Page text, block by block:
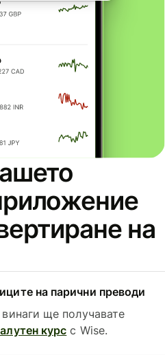
на
на парични преводи
ще получавате
курс с Wise.